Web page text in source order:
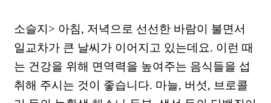
소슬지> 아침, 저녁으로 선선한 바람이 불면서
일교차가 큰 날씨가 이어지고 있는데요. 이런 때
는 건강을 위해 면역력을 높여주는 음식들을 섭
취해 주시는 것이 좋습니다. 마늘, 버섯, 브로콜